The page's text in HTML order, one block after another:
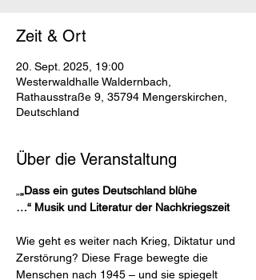
Zeit & Ort
20. Sept. 2025, 19:00
Westerwaldhalle Waldernbach,
Rathausstraße 9, 35794 Mengerskirchen,
Deutschland
Über die Veranstaltung
„Dass ein gutes Deutschland blühe
…“ Musik und Literatur der Nachkriegszeit
Wie geht es weiter nach Krieg, Diktatur und
Zerstörung? Diese Frage bewegte die
Menschen nach 1945 – und sie spiegelt